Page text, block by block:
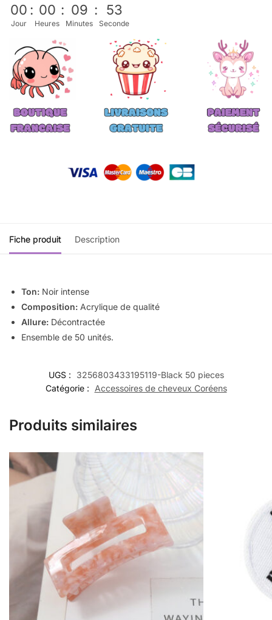
00
Jour
: 00
Heures
: 09
Minutes
: 53
Seconde
Fiche produit Description
Ton: Noir intense
Composition: Acrylique de qualité
Allure: Décontractée
Ensemble de 50 unités.
UGS :
3256803433195119-Black 50 pieces
Catégorie :
Accessoires de cheveux Coréens
Produits similaires